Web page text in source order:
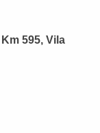
595, Vila